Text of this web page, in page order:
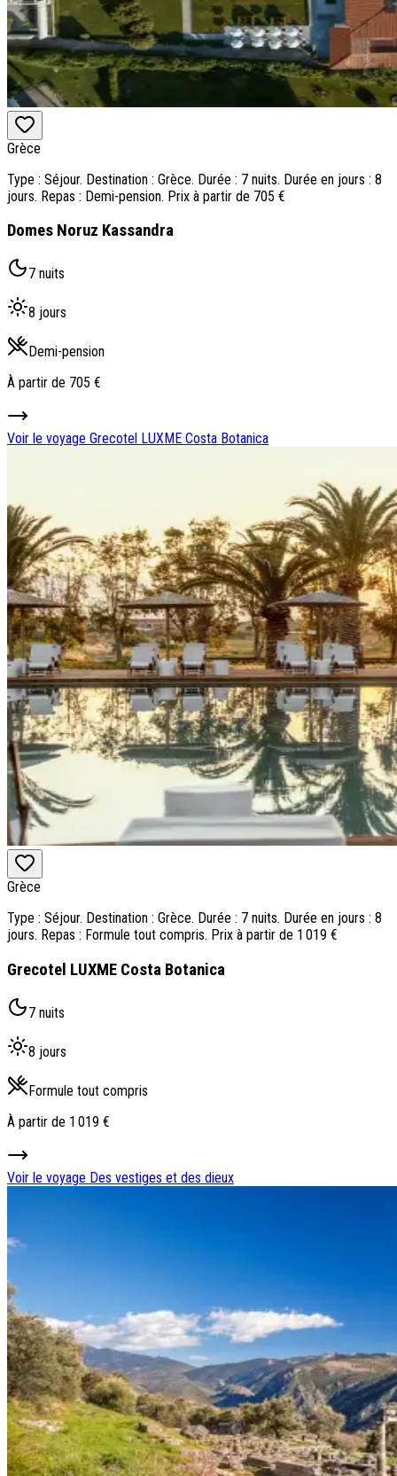
Grèce
Type : Séjour. Destination : Grèce. Durée : 7 nuits. Durée en jours : 8
jours. Repas : Demi-pension. Prix à partir de 705 €
Domes Noruz Kassandra
7 nuits
8 jours
Demi-pension
À partir de 705 €
Voir le voyage Grecotel LUXME Costa Botanica
Grèce
Type : Séjour. Destination : Grèce. Durée : 7 nuits. Durée en jours : 8
jours. Repas : Formule tout compris. Prix à partir de 1 019 €
Grecotel LUXME Costa Botanica
7 nuits
8 jours
Formule tout compris
À partir de 1 019 €
Voir le voyage Des vestiges et des dieux